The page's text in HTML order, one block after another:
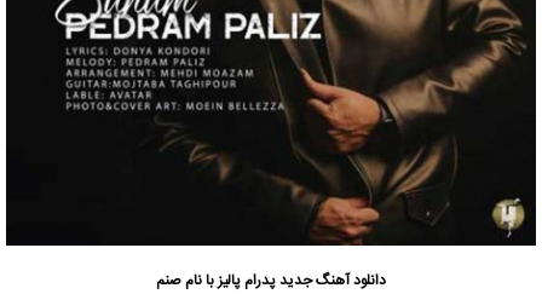
دانلود آهنگ جدیدپدرام پالیزبا نام صنم